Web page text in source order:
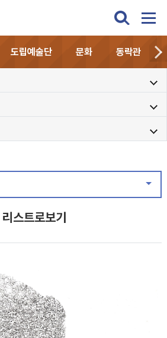
도립예술단 문화 동락관
리스트로보기